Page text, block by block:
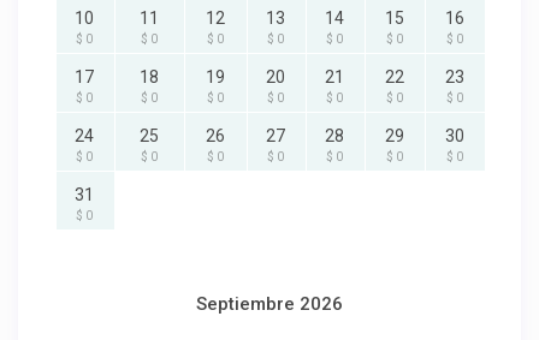
10
$ 0
11
$ 0
12
$ 0
13
$ 0
14
$ 0
15
$ 0
16
$ 0
17
$ 0
18
$ 0
19
$ 0
20
$ 0
21
$ 0
22
$ 0
23
$ 0
24
$ 0
25
$ 0
26
$ 0
27
$ 0
28
$ 0
29
$ 0
30
$ 0
31
$ 0
Septiembre 2026